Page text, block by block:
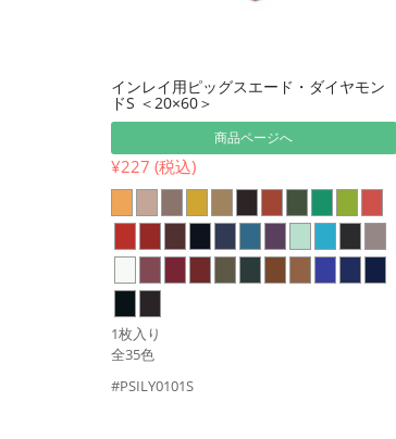
インレイ用ピッグスエード・ダイヤモン
ドS ＜20×60＞
商品ページへ
¥227 (税込)
1枚入り
全35色
#PSILY0101S